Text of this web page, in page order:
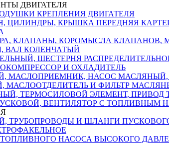
ДВИГАТЕЛЯ
КРЕПЛЕНИЯ ДВИГАТЕЛЯ
ЦИЛИНДРЫ, КРЫШКА ПЕРЕДНЯЯ
КЛАПАНЫ, КОРОМЫСЛА
ВАЛ КОЛЕНЧАТЫЙ
ШЕСТЕРНЯ
И ОХЛАДИТЕЛЬ
МАСЛОПРИЕМНИК, НАСОС
МАСЛООТДЕЛИТЕЛЬ И ФИЛЬТР
ТЕРМОСИЛОВОЙ ЭЛЕМЕНТ,
ВЕНТИЛЯТОР С
ТРУБОПРОВОДЫ И ШЛАНГИ
НАСОСА ВЫСОКОГО